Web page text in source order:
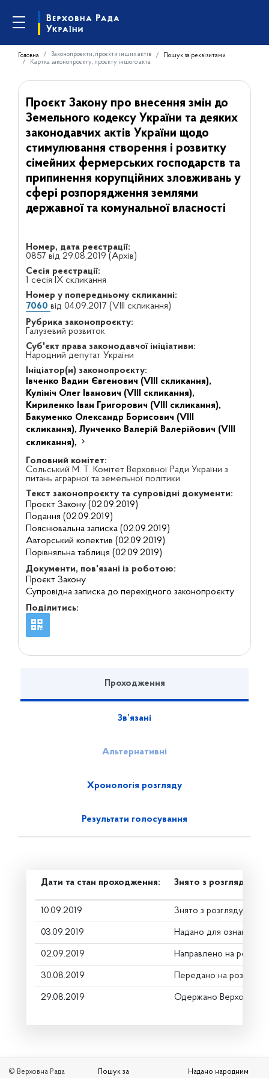
Головна Законопроєкти, проєкти інших актів
Пошук за реквізитами
Картка законопроєкту, проєкту іншого акта
Проєкт Закону про внесення змін до
Земельного кодексу України та деяких
законодавчих актів України щодо
стимулювання створення і розвитку
сімейних фермерських господарств та
припинення корупційних зловживань у
сфері розпорядження землями
державної та комунальної власності
Номер, дата реєстрації:
0857 від 29.08.2019 (Архів)
Сесія реєстрації:
1 сесія IX скликання
Номер у попередньому скликанні:
7060 від 04.09.2017 (VIII скликання)
Рубрика законопроєкту:
Галузевий розвиток
Суб'єкт права законодавчої ініціативи:
Народний депутат України
Ініціатор(и) законопроєкту:
Івченко Вадим Євгенович (VIII скликання),
Кулініч Олег Іванович (VIII скликання),
Кириленко Іван Григорович (VIII скликання),
Бакуменко Олександр Борисович (VIII
скликання), Лунченко Валерій Валерійович (VIII
скликання),
Головний комітет:
Сольський М. Т. Комітет Верховної Ради України з
питань аграрної та земельної політики
Текст законопроєкту та супровідні документи:
Проєкт Закону (02.09.2019)
Подання (02.09.2019)
Пояснювальна записка (02.09.2019)
Авторський колектив (02.09.2019)
Порівняльна таблиця (02.09.2019)
Документи, пов'язані із роботою:
Проєкт Закону
Супровідна записка до перехідного законопроєкту
Поділитись:
Проходження
Зв’язані
Альтернативні
Хронологія розгляду
Результати голосування
Дати та стан проходження: Знято з розгляду
10.09.2019 Знято з розгляду
03.09.2019 Надано для
02.09.2019 Направлено на
30.08.2019 Передано на розгляд
29.08.2019 Одержано Верховною
© Верховна Рада Пошук за Надано народним